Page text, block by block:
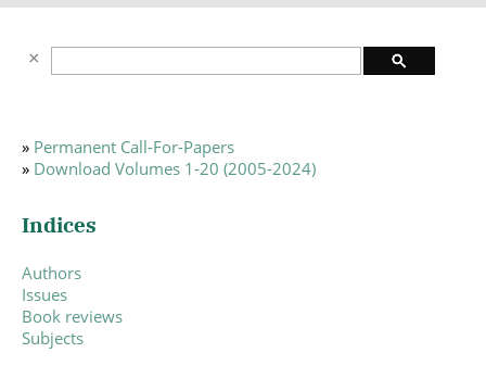
» Permanent Call-For-Papers
» Download Volumes 1-20 (2005-2024)
Indices
Authors
Issues
Book reviews
Subjects